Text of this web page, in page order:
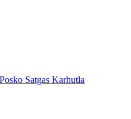
Satgas Karhutla